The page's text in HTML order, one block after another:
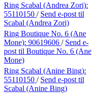
Ring Scabal (Andrea Zori):
55110150 / Send e-post til
Scabal (Andrea Zori)
Ring Boutique No. 6 (Ane
Mone): 90619606 / Send e-
post til Boutique No. 6 (Ane
Mone)
Ring Scabal (Anine Bing):
55110150 / Send e-post til
Scabal (Anine Bing)